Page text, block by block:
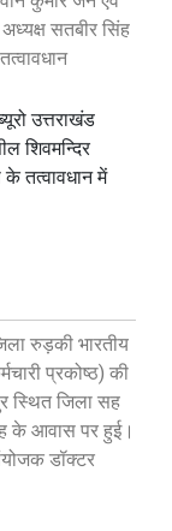
सतबीर सिंह
उत्तराखंड
शिवमन्दिर
के तत्वावधान में
रुड़की भारतीय
प्रकोष्ठ) की
स्थित जिला सह
के आवास पर हुई।
डॉक्टर